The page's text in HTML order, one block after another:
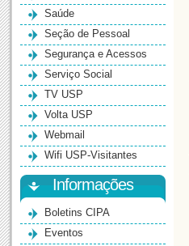
Saúde
Seção de Pessoal
Segurança e Acessos
Serviço Social
TV USP
Volta USP
Webmail
Wifi USP-Visitantes
Informações
Boletins CIPA
Eventos